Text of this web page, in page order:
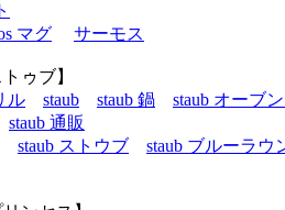
マグ サーモス
ゥブ】
ル staub staub 鍋
staub オーブ
staub 通販
staub ストウブ
staub ブルーラウ